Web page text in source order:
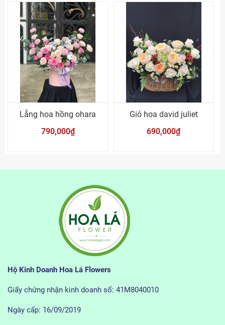
Lẵng hoa hồng ohara
790,000₫
Giỏ hoa david juliet
690,000₫
Hộ Kinh Doanh Hoa Lá Flowers
Giấy chứng nhận kinh doanh số: 41M8040010
Ngày cấp: 16/09/2019